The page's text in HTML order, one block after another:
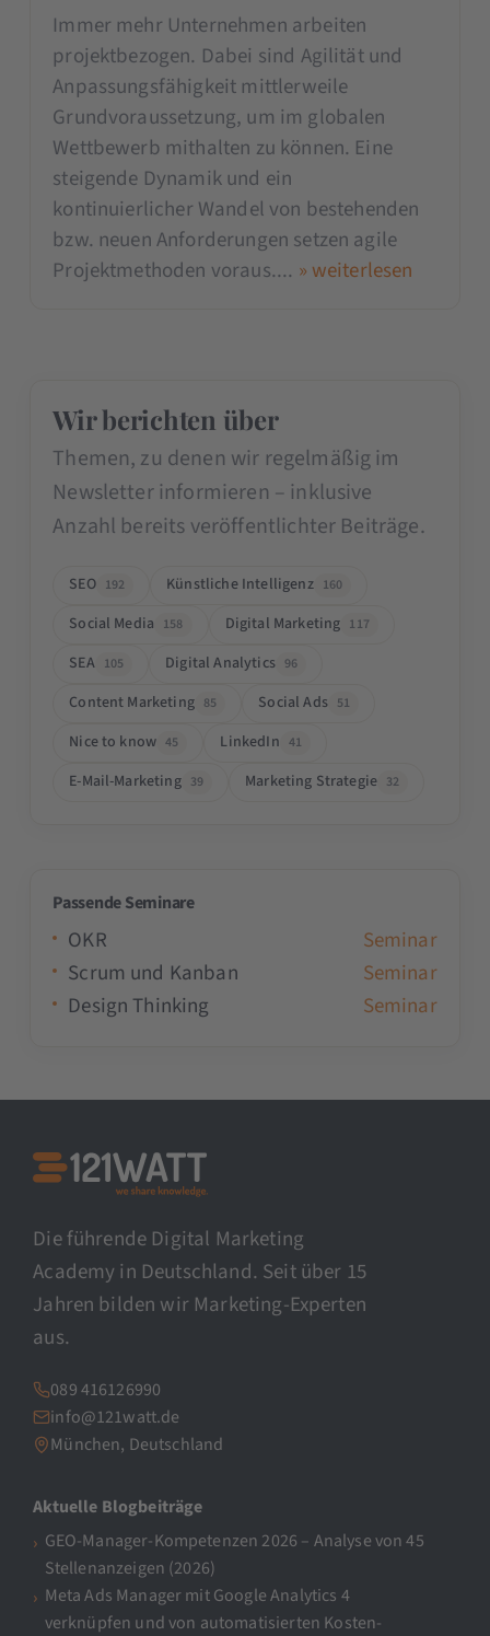
Immer mehr Unternehmen arbeiten
projektbezogen. Dabei sind Agilität und
Anpassungsfähigkeit mittlerweile
Grundvoraussetzung, um im globalen
Wettbewerb mithalten zu können. Eine
steigende Dynamik und ein
kontinuierlicher Wandel von bestehenden
bzw. neuen Anforderungen setzen agile
Projektmethoden voraus.... » weiterlesen
Wir berichten über
Themen, zu denen wir regelmäßig im
Newsletter informieren – inklusive
Anzahl bereits veröffentlichter Beiträge.
SEO 192 Künstliche Intelligenz 160
Social Media 158 Digital Marketing 117
SEA 105 Digital Analytics 96
Content Marketing 85 Social Ads 51
Nice to know 45 LinkedIn 41
E-Mail-Marketing 39 Marketing Strategie 32
Passende Seminare
OKR
Seminar
Scrum und Kanban
Seminar
Design Thinking
Seminar
Die führende Digital Marketing
Academy in Deutschland. Seit über 15
Jahren bilden wir Marketing-Experten
aus.
089 416126990
info@121watt.de
München, Deutschland
Aktuelle Blogbeiträge
GEO-Manager-Kompetenzen 2026 – Analyse von 45
Stellenanzeigen (2026)
Meta Ads Manager mit Google Analytics 4
verknüpfen und von automatisierten Kosten-